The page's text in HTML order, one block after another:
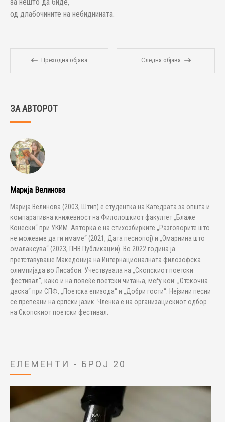
од длабочините на небиднината.
Преходна објава Следна објава
ЗА АВТОРОТ
Марија Велинова
Марија Велинова (2003, Штип) е студентка на Катедрата за општа и
компаративна книжевност на Филолошкиот факултет „Блаже
Конески“ при УКИМ. Авторка е на стихозбирките „Разговорите што
не можевме да ги имаме“ (2021, Дата песнопој) и „Омарнина што
омалаксува“ (2023, ПНВ Публикации). Во 2022 година ја
претставуваше Македонија на Интернационалната филозофска
олимпијада во Лисабон. Учествувала на „Скопскиот поетски
фестивал“, како и на повеќе поетски читања, меѓу кои: „Отскочна
даска“ при СПФ, „Поетска епизода“ и „Добри гости“. Нејзини песни
се препеани на српски јазик. Членка е на организацискиот одбор
на Скопскиот поетски фестивал.
ЕЛЕМЕНТИ - БРОЈ 20